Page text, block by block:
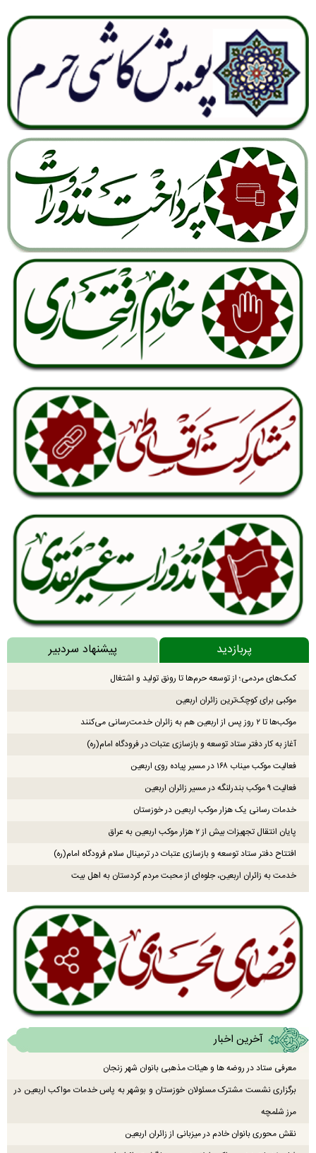
پربازدید پیشنهاد سردبیر
کمک‌های مردمی؛ از توسعه حرم‌ها تا رونق تولید و اشتغال
موکبی برای کوچک‌ترین زائران اربعین
موکب‌ها تا ۲ روز پس از اربعین هم به زائران خدمت‌رسانی می‌کنند
آغاز به کار دفتر ستاد توسعه و بازسازی عتبات در فرودگاه امام(ره)
فعالیت موکب میناب ۱۶۸ در مسیر پیاده روی اربعین
فعالیت ۹ موکب بندرلنگه در مسیر زائران اربعین
خدمات رسانی یک هزار موکب اربعین در خوزستان
پایان انتقال تجهیزات بیش از ۲ هزار موکب اربعین به عراق
افتتاح دفتر ستاد توسعه و بازسازی عتبات در ترمینال سلام فرودگاه امام(ره)
خدمت به زائران اربعین، جلوه‌ای از محبت مردم کردستان به اهل بیت
آخرین اخبار
معرفی ستاد در روضه ها و هیئات مذهبی بانوان شهر زنجان
برگزاری نشست مشترک مسئولان خوزستان و بوشهر به پاس خدمات مواکب اربعین در
مرز شلمچه
نقش محوری بانوان خادم در میزبانی از زائران اربعین